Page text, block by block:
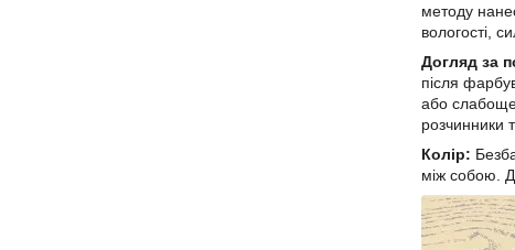
методу
вологості,
Догляд за
після
або
розчинники
Колір:
між собою.